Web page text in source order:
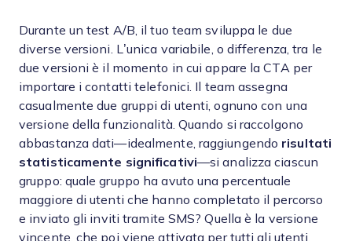
Durante un test A/B, il tuo team sviluppa le due
diverse versioni. L’unica variabile, o differenza, tra le
due versioni è il momento in cui appare la CTA per
importare i contatti telefonici. Il team assegna
casualmente due gruppi di utenti, ognuno con una
versione della funzionalità. Quando si raccolgono
abbastanza dati—idealmente, raggiungendo risultati
statisticamente significativi—si analizza ciascun
gruppo: quale gruppo ha avuto una percentuale
maggiore di utenti che hanno completato il percorso
e inviato gli inviti tramite SMS? Quella è la versione
vincente, che poi viene attivata per tutti gli utenti.